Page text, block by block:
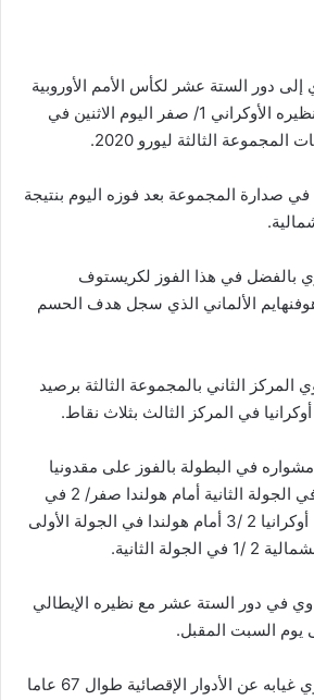
دور الستة عشر لكأس الأمم الأوروبية
لكرة القدم بفوزه على نظيره الأوكراني 1/ صفر اليوم الاثنين في
الثالثة ليورو 2020.
صدارة المجموعة بعد فوزه اليوم بنتيجة
بالفضل في هذا الفوز لكريستوف
الألماني الذي سجل هدف الحسم
المركز الثاني بالمجموعة الثالثة برصيد
في المركز الثالث بثلاث نقاط.
في البطولة بالفوز على مقدونيا
الشمالية 3 /1 ثم خسر في الجولة الثانية أمام هولندا صفر/ 2 في
الوقت الذي خسرت فيه أوكرانيا 2 /3 أمام هولندا في الجولة الأولى
الثانية.
في دور الستة عشر مع نظيره الإيطالي
يوم السبت المقبل.
وأنهى المنتخب النمساوي غيابه عن الأدوار الإقصائية طوال 67 عاما